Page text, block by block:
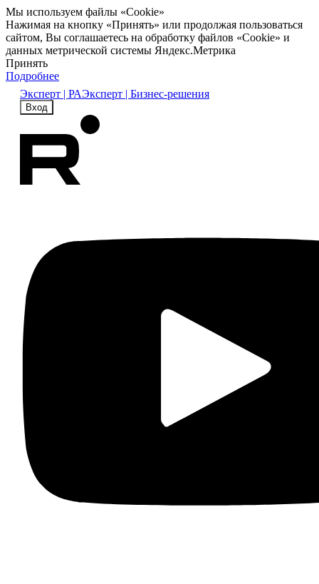
Мы используем файлы «Cookie»
Нажимая на кнопку «Принять» или продолжая пользоваться
сайтом, Вы соглашаетесь на обработку файлов «Cookie» и
данных метрической системы Яндекс.Метрика
Принять
Подробнее
Эксперт | РАЭксперт | Бизнес-решения
Вход